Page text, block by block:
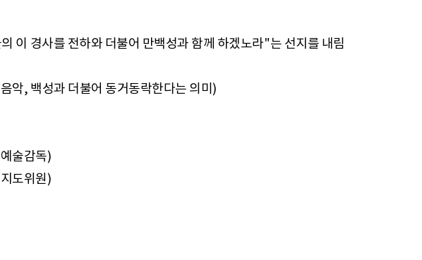
이 경사를 전하와 더불어 만백성과 함께 하겠노라"는 선지를 내림
술감독)
도위원)